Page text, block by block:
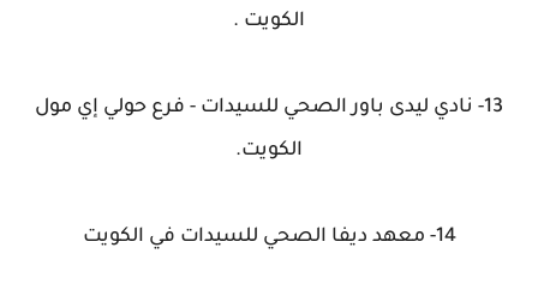
الكويت .
13- نادي ليدى باور الصحي للسيدات - فرع حولي إي مول
الكويت.
14- معهد ديفا الصحي للسيدات في الكويت